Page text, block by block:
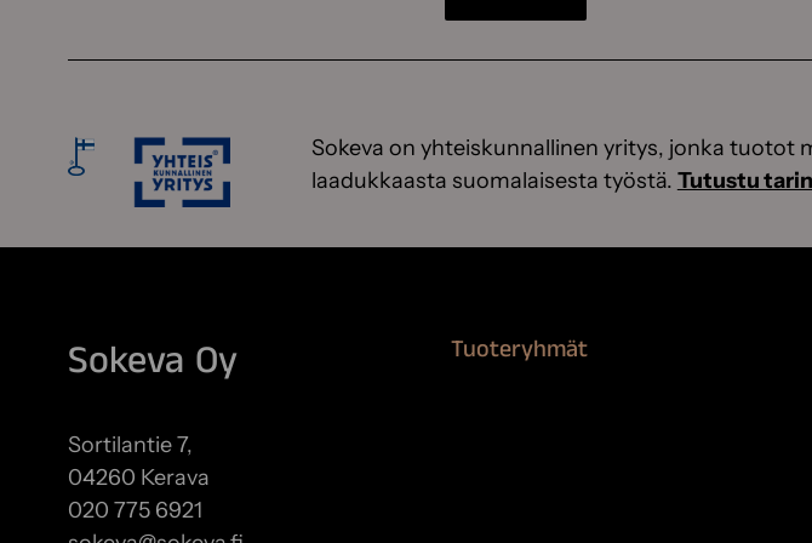
Sokeva on yhteiskunnallinen yritys, jonka tuotot
laadukkaasta suomalaisesta työstä. Tutustu
Sokeva Oy
Sortilantie 7,
04260 Kerava
020 775 6921
Tuoteryhmät